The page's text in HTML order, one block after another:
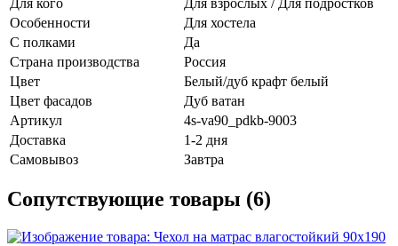
Особенности
Для хостела
С полками
Да
Страна производства
Россия
Цвет
Белый/дуб крафт белый
Цвет фасадов
Дуб ватан
Артикул
4s-va90_pdkb-9003
Доставка
1-2 дня
Самовывоз
Завтра
Сопутствующие товары (6)